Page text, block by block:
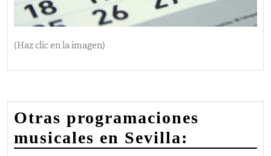
(Haz clic en la imagen)
Otras programaciones
musicales en Sevilla: